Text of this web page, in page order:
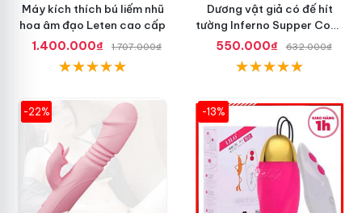
Máy kích thích bú liếm nhũ
hoa âm đạo Leten cao cấp
1.400.000₫
1.707.000₫
Dương vật giả có đế hít
tường Inferno Supper Cock
rung coay 7 chế độ
550.000₫ 632.000₫
-22% -13%